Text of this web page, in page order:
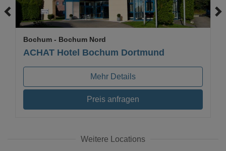
ACHAT Hotel Bochum Dortmund
Bochum - Bochum Nord
Mehr Details
Preis anfragen
Weitere Locations